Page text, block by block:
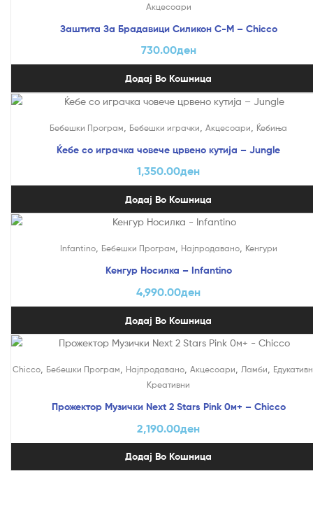
Акцесоари
Заштита За Брадавици Силикон С-М – Chicco
730.00ден
Додај Во Кошница
Бебешки Програм Бебешки играчки Акцесоари Ќебиња
Ќебе со играчка човече црвено кутија – Jungle
1,350.00ден
Додај Во Кошница
Infantino, Бебешки Програм Најпродавано, Кенгури
Кенгур Носилка – Infantino
4,990.00ден
Додај Во Кошница
Chicco, Бебешки Програм Најпродавано, Акцесоари Ламби
Креативни
Прожектор Музички Next 2 Stars Pink 0м+ – Chicco
2,190.00ден
Додај Во Кошница